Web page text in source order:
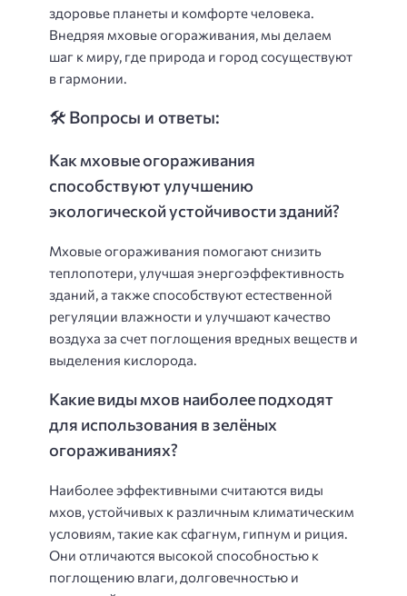
здоровье планеты и комфорте человека.
Внедряя мховые огораживания, мы делаем
шаг к миру, где природа и город сосуществуют
в гармонии.
🛠️ Вопросы и ответы:
Как мховые огораживания
способствуют улучшению
экологической устойчивости зданий?
Мховые огораживания помогают снизить
теплопотери, улучшая энергоэффективность
зданий, а также способствуют естественной
регуляции влажности и улучшают качество
воздуха за счет поглощения вредных веществ и
выделения кислорода.
Какие виды мхов наиболее подходят
для использования в зелёных
огораживаниях?
Наиболее эффективными считаются виды
мхов, устойчивых к различным климатическим
условиям, такие как сфагнум, гипнум и риция.
Они отличаются высокой способностью к
поглощению влаги, долговечностью и